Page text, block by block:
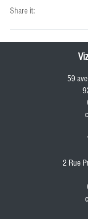
Share it:
59
2 Rue